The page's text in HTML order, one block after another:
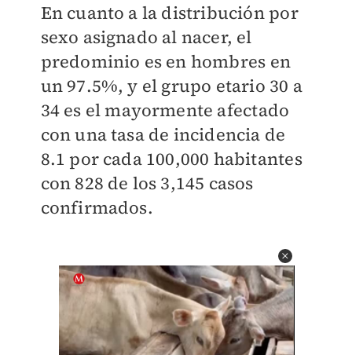
En cuanto a la distribución por
sexo asignado al nacer, el
predominio es en hombres en
un 97.5%, y el grupo etario 30 a
34 es el mayormente afectado
con una tasa de incidencia de
8.1 por cada 100,000 habitantes
con 828 de los 3,145 casos
confirmados.